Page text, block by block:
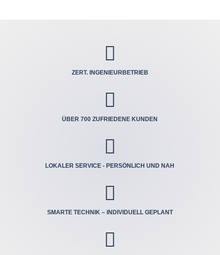

ZERT. INGENIEUR­BETRIEB

ÜBER 700 ZUFRIEDENE KUNDEN

LOKALER SERVICE - PERSÖNLICH UND NAH

SMARTE TECHNIK – INDIVIDUELL GEPLANT
